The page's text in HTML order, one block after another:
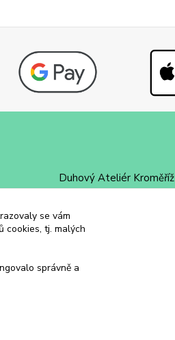
Duhový Ateliér Kroměříž
+420 734 258 002
se vám
cookies, tj. malých
správně a